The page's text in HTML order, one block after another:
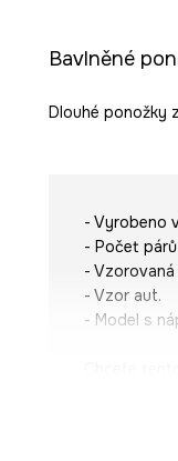
Bavlněné
Dlouhé ponožky
- Vyrobeno
- Počet
-
- Vzor aut.
- Model s